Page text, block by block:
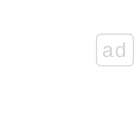
ad